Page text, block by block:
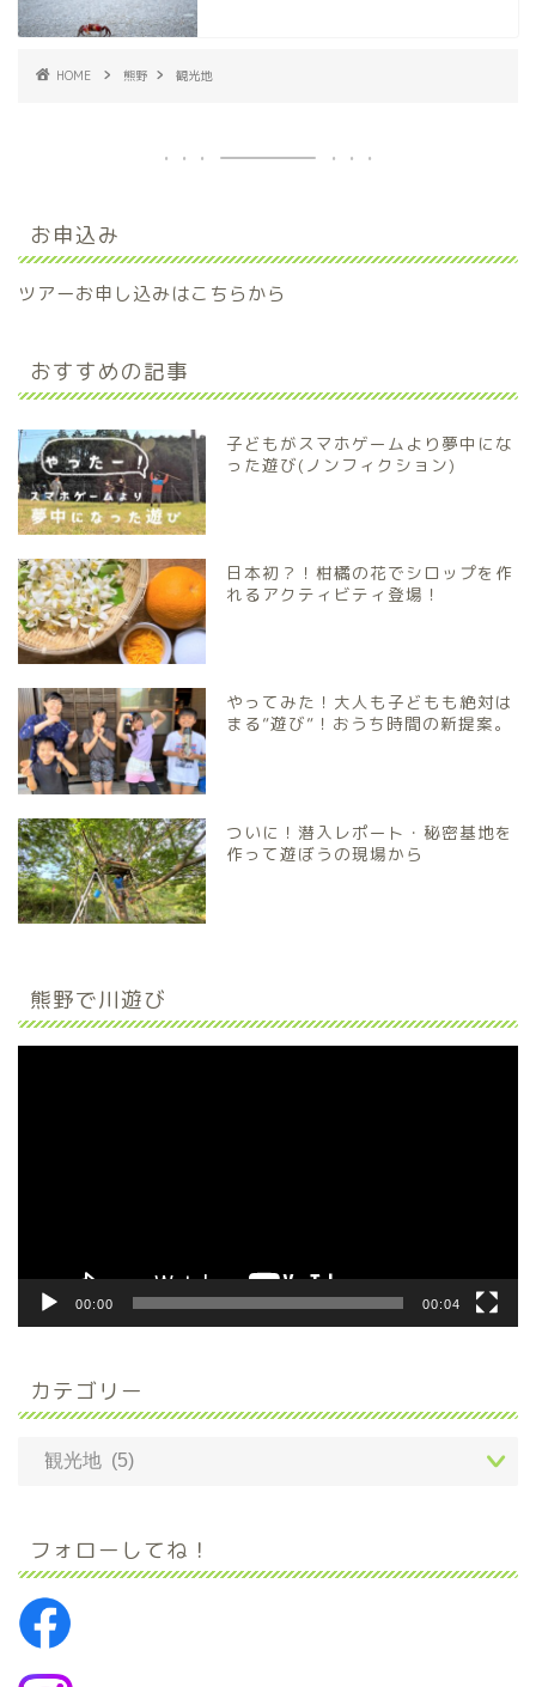
HOME 熊野 観光地
お申込み
ツアーお申し込みはこちらから
おすすめの記事
子どもがスマホゲームより夢中にな
った遊び(ノンフィクション)
日本初？！柑橘の花でシロップを作
れるアクティビティ登場！
やってみた！大人も子どもも絶対は
まる”遊び”！おうち時間の新提案。
ついに！潜入レポート・秘密基地を
作って遊ぼうの現場から
熊野で川遊び
00:00 00:04
カテゴリー
フォローしてね！